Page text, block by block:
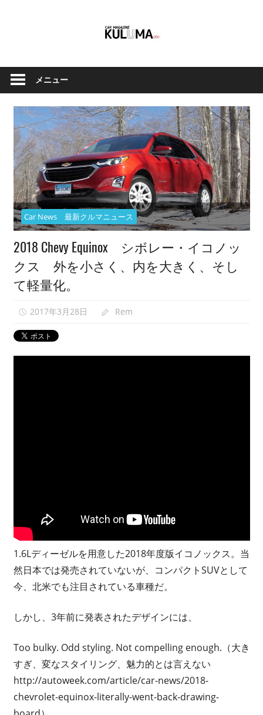
ツ
Car
Magazine
Kuluma.jp
ル
マ
と
バ
イ
ク
の
オ
フ
ィ
シ
ャ
映
像
介
中。
メニュー
Car News 最新クルマニュース
2018 Chevy Equinox シボレー・イコノッ
クス 外を小さく、内を大きく、そし
て軽量化。
2017年3月28日 Rem
1.6Lディーゼルを用意した2018年度版イコノックス。当
然日本では発売されていないが、コンパクトSUVとして
今、北米でも注目されている車種だ。
しかし、3年前に発表されたデザインには、
Too bulky. Odd styling. Not compelling enough.（大き
すぎ、変なスタイリング、魅力的とは言えない
http://autoweek.com/article/car-news/2018-
chevrolet-equinox-literally-went-back-drawing-